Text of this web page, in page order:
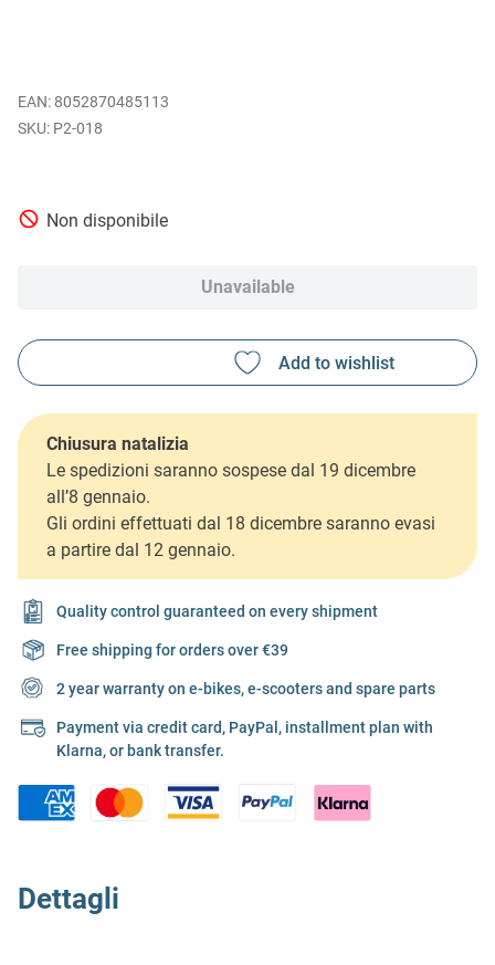
EAN: 8052870485113
P2-018
Non disponibile
Unavailable
Chiusura natalizia
Le spedizioni saranno sospese dal 19 dicembre
all’8 gennaio.
Gli ordini effettuati dal 18 dicembre saranno evasi
a partire dal 12 gennaio.
Quality control guaranteed on every shipment
Free shipping for orders over €39
2 year warranty on e-bikes, e-scooters and spare parts
Payment via credit card, PayPal, installment plan with
Klarna, or bank transfer.
Dettagli